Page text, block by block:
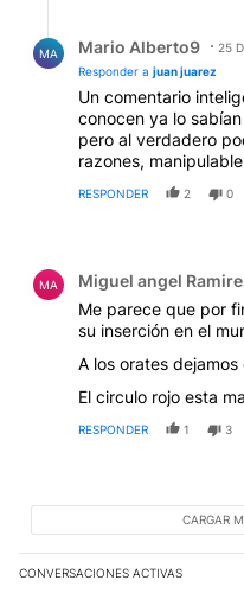
MA Mario Alberto9
25
Responder a juan juarez
Un comentario
conocen ya lo
pero al verdadero
razones,
RESPONDER 2 0
MA Miguel angel
Me parece que por
su inserción en el
A los orates
El circulo rojo esta
RESPONDER 1 3
CARGAR
CONVERSACIONES ACTIVAS